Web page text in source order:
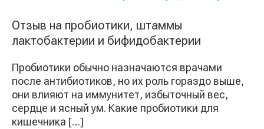
Отзыв на пробиотики, штаммы
лактобактерии и бифидобактерии
Пробиотики обычно назначаются врачами
после антибиотиков, но их роль гораздо выше,
они влияют на иммунитет, избыточный вес,
сердце и ясный ум. Какие пробиотики для
кишечника […]
пробиотики,
штаммы
лактобактерии
и
бифидобактерии